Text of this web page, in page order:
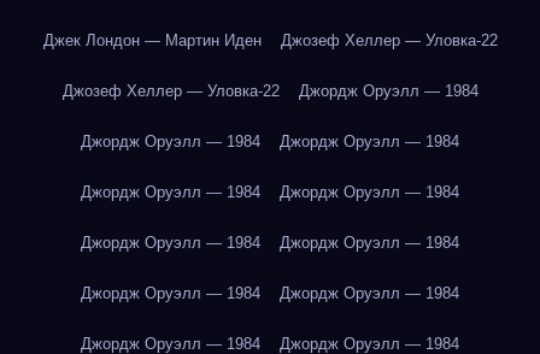
Джек Лондон — Мартин Иден Джозеф Хеллер — Уловка-22
Джозеф Хеллер — Уловка-22 Джордж Оруэлл — 1984
Джордж Оруэлл — 1984 Джордж Оруэлл — 1984
Джордж Оруэлл — 1984 Джордж Оруэлл — 1984
Джордж Оруэлл — 1984 Джордж Оруэлл — 1984
Джордж Оруэлл — 1984 Джордж Оруэлл — 1984
Джордж Оруэлл — 1984 Джордж Оруэлл — 1984